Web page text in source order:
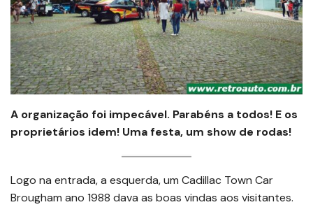
A organização foi impecável. Parabéns a todos! E os
proprietários idem! Uma festa, um show de rodas!
Logo na entrada, a esquerda, um Cadillac Town Car
Brougham ano 1988 dava as boas vindas aos visitantes.